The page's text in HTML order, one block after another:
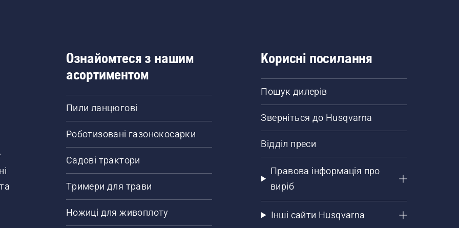
Ознайомтеся з нашим
асортиментом
Пили ланцюгові
Роботизовані газонокосарки
Садові трактори
Тримери для трави
Ножиці для живоплоту
Корисні посилання
Пошук дилерів
Зверніться до Husqvarna
Відділ преси
Правова інформація про
виріб
Інші сайти Husqvarna